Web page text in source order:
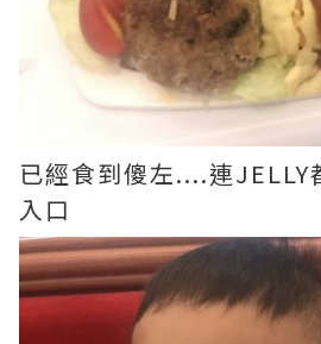
已經食到傻左....連JELLY
入口